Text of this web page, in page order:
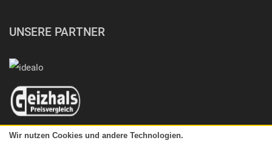
UNSERE PARTNER
Wir nutzen Cookies und andere Technologien.